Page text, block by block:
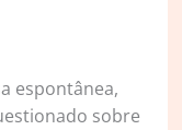
espontânea,
sobre